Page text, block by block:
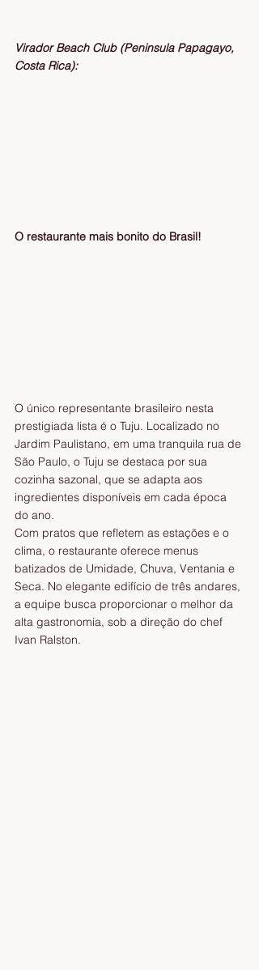
Virador Beach Club (Peninsula Papagayo,
Costa Rica):
O restaurante mais bonito do Brasil!
O único representante brasileiro nesta
prestigiada lista é o Tuju. Localizado no
Jardim Paulistano, em uma tranquila rua de
São Paulo, o Tuju se destaca por sua
cozinha sazonal, que se adapta aos
ingredientes disponíveis em cada época
do ano.
Com pratos que refletem as estações e o
clima, o restaurante oferece menus
batizados de Umidade, Chuva, Ventania e
Seca. No elegante edifício de três andares,
a equipe busca proporcionar o melhor da
alta gastronomia, sob a direção do chef
Ivan Ralston.